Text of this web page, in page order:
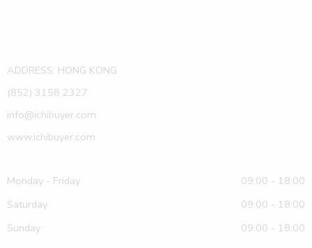
ADDRESS: HONG KONG
(852) 3158 2327
info@ichibuyer.com
www.ichibuyer.com
Monday - Friday
09:00 - 18:00
Saturday
09:00 - 18:00
Sunday
09:00 - 18:00